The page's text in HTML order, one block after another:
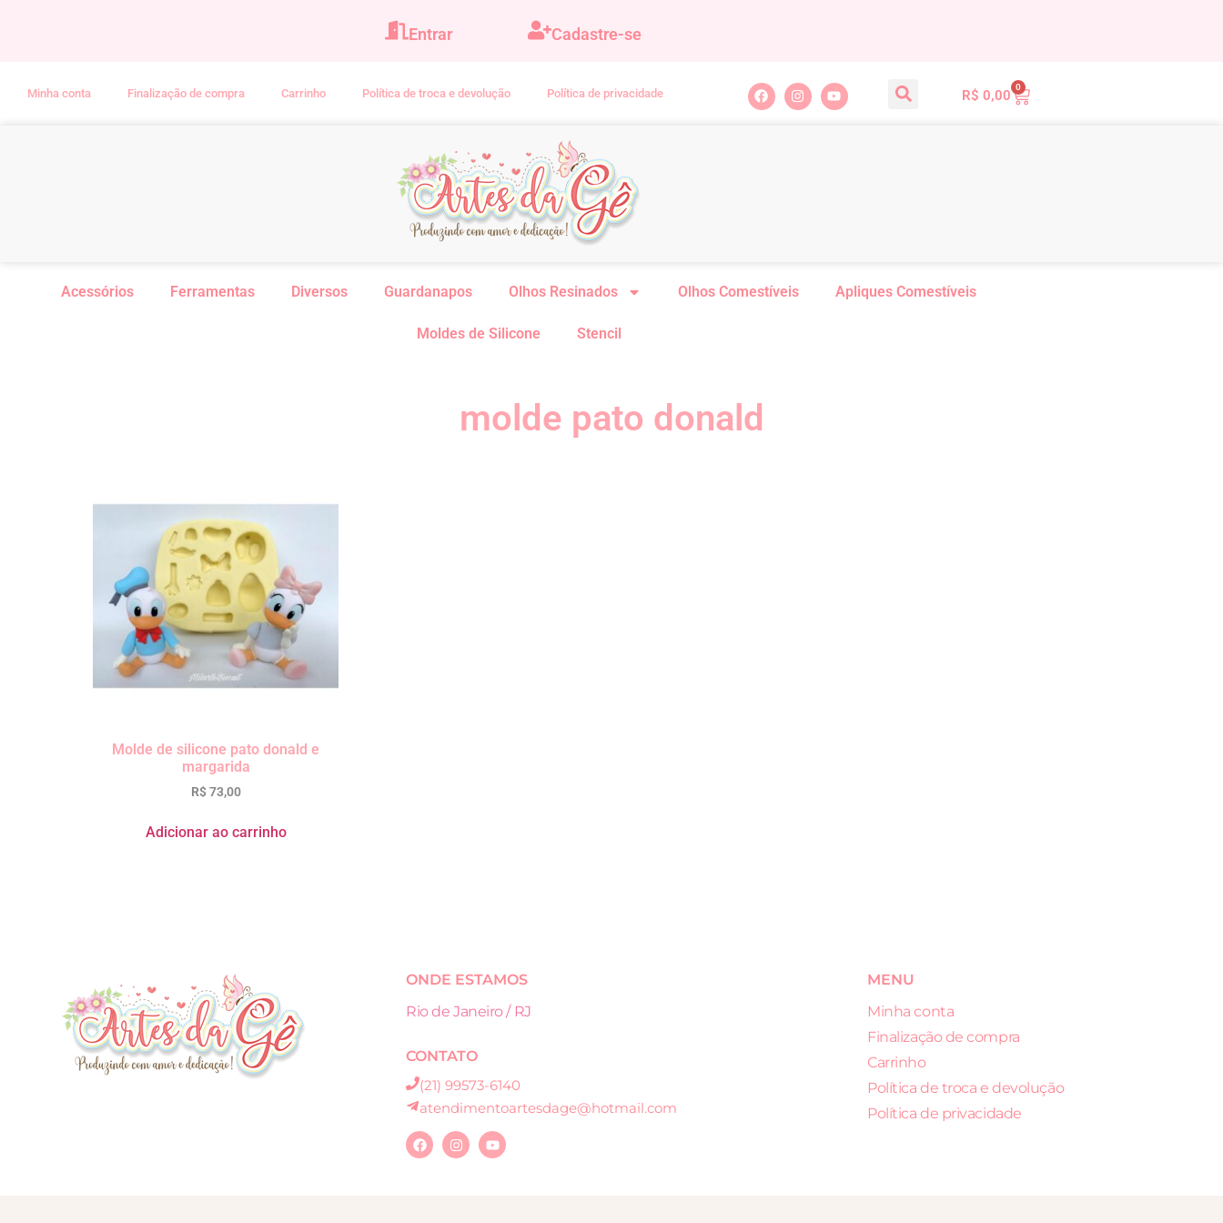
Entrar Cadastre-se
Minha conta Finalização de compra Carrinho Política de troca e devolução Política de privacidade R$ 0,00
0
Acessórios Ferramentas Diversos Guardanapos Olhos Resinados Olhos Comestíveis Apliques Comestíveis
Moldes de Silicone Stencil
molde pato donald
Molde de silicone pato donald e
margarida
R$73,00
Adicionar ao carrinho
ONDE ESTAMOS
Rio de Janeiro / RJ
CONTATO
(21) 99573-6140
atendimentoartesdage@hotmail.com
MENU
Minha conta
Finalização de compra
Carrinho
Política de troca e devolução
Política de privacidade